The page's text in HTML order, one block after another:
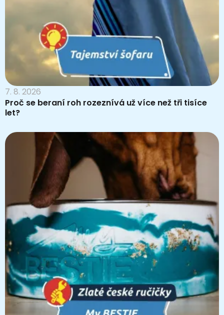
7. 8. 2026
Proč se beraní roh rozeznívá už více než tři tisíce
let?